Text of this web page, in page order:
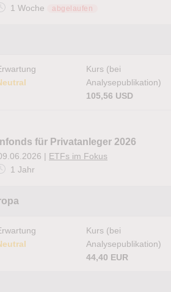
1 Woche abgelaufen
Kurs (bei
Analysepublikation)
105,56 USD
für Privatanleger 2026
| ETFs im Fokus
1 Jahr
Kurs (bei
Analysepublikation)
44,40 EUR